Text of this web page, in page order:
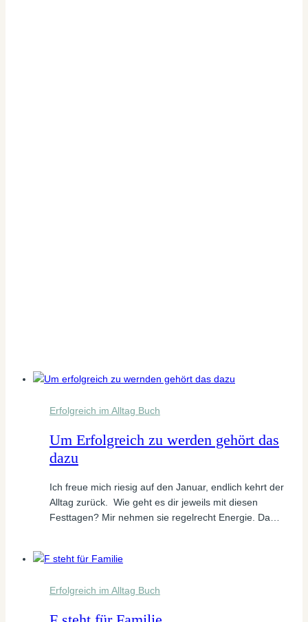
Erfolgreich im Alltag Buch
Um Erfolgreich zu werden gehört das
dazu
Ich freue mich riesig auf den Januar, endlich kehrt der
Alltag zurück. Wie geht es dir jeweils mit diesen
Festtagen? Mir nehmen sie regelrecht Energie. Da…
Erfolgreich im Alltag Buch